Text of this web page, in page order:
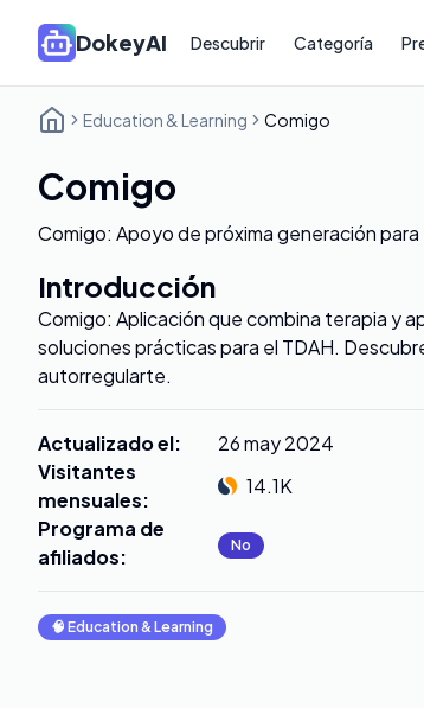
DokeyAI Descubrir Categoría
Education & Learning Comigo
Comigo
Comigo: Apoyo de próxima generación para
Introducción
Comigo: Aplicación que combina terapia y
soluciones prácticas para el TDAH.
autorregularte.
Actualizado el:
26 may 2024
Visitantes
mensuales:
14.1K
Programa de
afiliados: No
🧠 Education & Learning